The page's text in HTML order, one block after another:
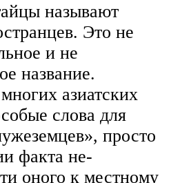
называют
Это не
и не
название.
азиатских
слова для
просто
факта не-
оного к местному